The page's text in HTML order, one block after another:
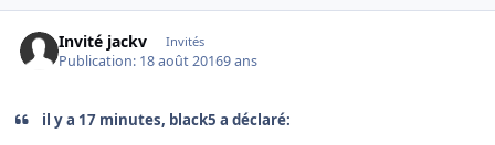
Invité jackv Invités
Publication: 18 août 20169 ans
il y a 17 minutes, black5 a déclaré: